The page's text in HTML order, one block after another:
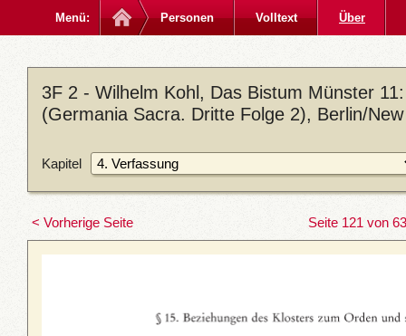
Menü: Personen Volltext Über
3F 2 - Wilhelm Kohl, Das Bistum Münster
(Germania Sacra. Dritte Folge 2), Berlin/
Kapitel
< Vorherige Seite Seite 121 von